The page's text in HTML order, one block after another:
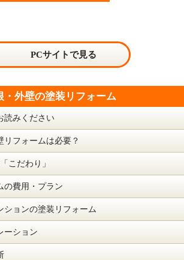
PCサイトで見る
・外壁の塗装リフォーム
読みください
リフォームは必要？
こだわり」
の費用・プラン
ションの塗装リフォーム
ーション